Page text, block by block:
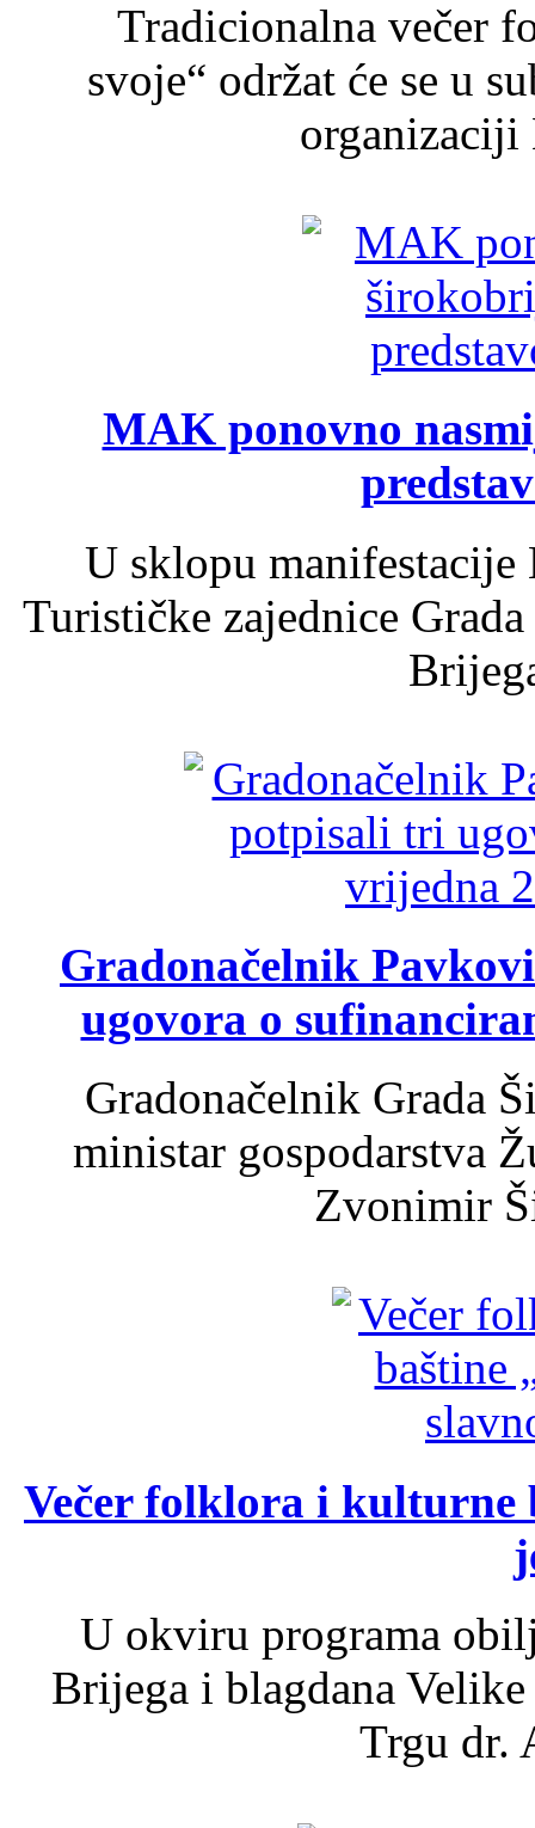
Tradicionalna večer
svoje“ održat će se u
organizaciji
MAK ponovno
U sklopu
Turističke zajednice
Gradonačelnik
ugovora o
Gradonačelnik Grada
ministar gospodarstva
Zvonimir
Večer folklora i kulturne
U okviru programa
Brijega i blagdana
Trgu dr.